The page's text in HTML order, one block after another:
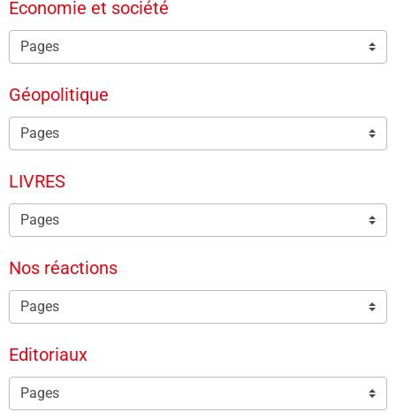
Economie et société
Géopolitique
LIVRES
Nos réactions
Editoriaux